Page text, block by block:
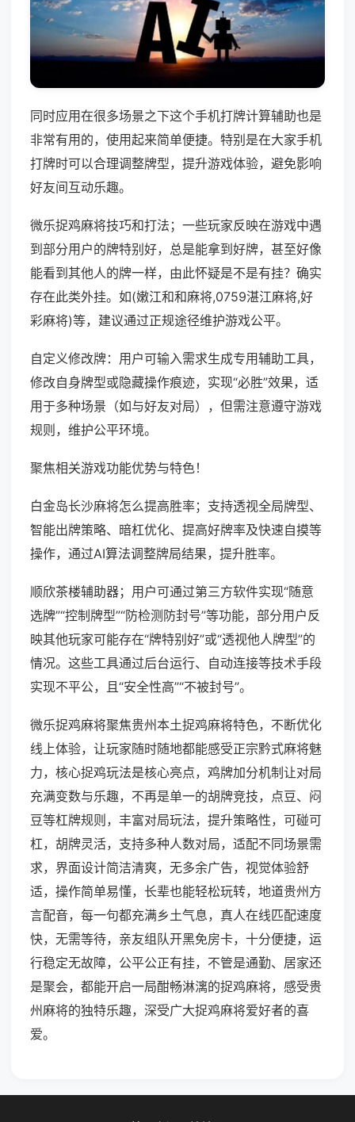
同时应用在很多场景之下这个手机打牌计算辅助也是
非常有用的，使用起来简单便捷。特别是在大家手机
打牌时可以合理调整牌型，提升游戏体验，避免影响
好友间互动乐趣。
微乐捉鸡麻将技巧和打法；一些玩家反映在游戏中遇
到部分用户的牌特别好，总是能拿到好牌，甚至好像
能看到其他人的牌一样，由此怀疑是不是有挂？确实
存在此类外挂。如(嫩江和和麻将,0759湛江麻将,好
彩麻将)等，建议通过正规途径维护游戏公平。
自定义修改牌：用户可输入需求生成专用辅助工具，
修改自身牌型或隐藏操作痕迹，实现“必胜”效果，适
用于多种场景（如与好友对局），但需注意遵守游戏
规则，维护公平环境。
聚焦相关游戏功能优势与特色！
白金岛长沙麻将怎么提高胜率；支持透视全局牌型、
智能出牌策略、暗杠优化、提高好牌率及快速自摸等
操作，通过AI算法调整牌局结果，提升胜率。
顺欣茶楼辅助器；用户可通过第三方软件实现“随意
选牌”“控制牌型”“防检测防封号”等功能，部分用户反
映其他玩家可能存在“牌特别好”或“透视他人牌型”的
情况。这些工具通过后台运行、自动连接等技术手段
实现不平公，且“安全性高”“不被封号”。
微乐捉鸡麻将聚焦贵州本土捉鸡麻将特色，不断优化
线上体验，让玩家随时随地都能感受正宗黔式麻将魅
力，核心捉鸡玩法是核心亮点，鸡牌加分机制让对局
充满变数与乐趣，不再是单一的胡牌竞技，点豆、闷
豆等杠牌规则，丰富对局玩法，提升策略性，可碰可
杠，胡牌灵活，支持多种人数对局，适配不同场景需
求，界面设计简洁清爽，无多余广告，视觉体验舒
适，操作简单易懂，长辈也能轻松玩转，地道贵州方
言配音，每一句都充满乡土气息，真人在线匹配速度
快，无需等待，亲友组队开黑免房卡，十分便捷，运
行稳定无故障，公平公正有挂，不管是通勤、居家还
是聚会，都能开启一局酣畅淋漓的捉鸡麻将，感受贵
州麻将的独特乐趣，深受广大捉鸡麻将爱好者的喜
爱。